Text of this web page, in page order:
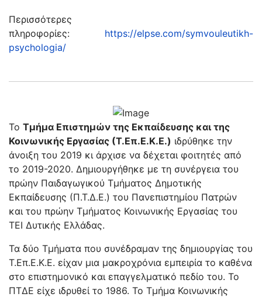
Περισσότερες
πληροφορίες: https://elpse.com/symvouleutikh-
psychologia/
Το Τμήμα Επιστημών της Εκπαίδευσης και της
Κοινωνικής Εργασίας (Τ.Επ.Ε.Κ.Ε.) ιδρύθηκε την
άνοιξη του 2019 κι άρχισε να δέχεται φοιτητές από
το 2019-2020. Δημιουργήθηκε με τη συνέργεια του
πρώην Παιδαγωγικού Τμήματος Δημοτικής
Εκπαίδευσης (Π.Τ.Δ.Ε.) του Πανεπιστημίου Πατρών
και του πρώην Τμήματος Κοινωνικής Εργασίας του
ΤΕΙ Δυτικής Ελλάδας.
Τα δύο Τμήματα που συνέδραμαν της δημιουργίας του
Τ.Επ.Ε.Κ.Ε. είχαν μια μακροχρόνια εμπειρία το καθένα
στο επιστημονικό και επαγγελματικό πεδίο του. Το
ΠΤΔΕ είχε ιδρυθεί το 1986. Το Τμήμα Κοινωνικής